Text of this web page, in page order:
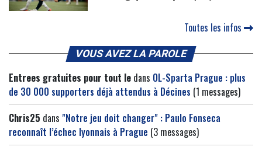
Toutes les infos
VOUS AVEZ LA PAROLE
Entrees gratuites pour tout le dans OL-Sparta Prague : plus
de 30 000 supporters déjà attendus à Décines (1 messages)
Chris25 dans "Notre jeu doit changer" : Paulo Fonseca
reconnaît l’échec lyonnais à Prague (3 messages)